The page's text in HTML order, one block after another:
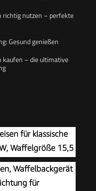
richtig nutzen – perfekte
Gesund genießen
kaufen – die ultimative
für klassische
Waffelgröße 15,5
Waffelbackgerät
für